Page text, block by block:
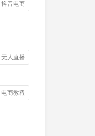
抖音电商
无人直播
电商教程